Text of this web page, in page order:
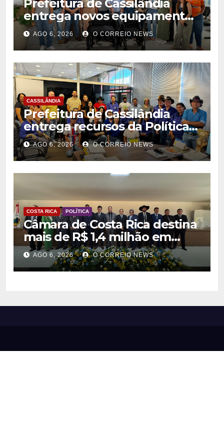
Prefeitura de Cassilândia
entrega novos equipamentos
para fortalecer atendimento
na rede municipal de saúde
AGO 6, 2026 O CORREIO NEWS
CASSILÂNDIA
Prefeitura de Cassilândia
entrega recursos da Política
Nacional Aldir Blanc a
agentes culturais
AGO 6, 2026 O CORREIO NEWS
COSTA RICA POLÍTICA
Câmara de Costa Rica destina
mais de R$ 1,4 milhão em
emendas para investimentos
em diversas áreas
AGO 6, 2026 O CORREIO NEWS